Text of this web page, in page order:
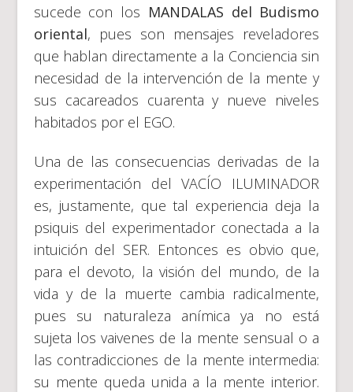
sucede con los MANDALAS del Budismo
oriental, pues son mensajes reveladores
que hablan directamente a la Conciencia sin
necesidad de la intervención de la mente y
sus cacareados cuarenta y nueve niveles
habitados por el EGO.
Una de las consecuencias derivadas de la
experimentación del VACÍO ILUMINADOR
es, justamente, que tal experiencia deja la
psiquis del experimentador conectada a la
intuición del SER. Entonces es obvio que,
para el devoto, la visión del mundo, de la
vida y de la muerte cambia radicalmente,
pues su naturaleza anímica ya no está
sujeta los vaivenes de la mente sensual o a
las contradicciones de la mente intermedia:
su mente queda unida a la mente interior.